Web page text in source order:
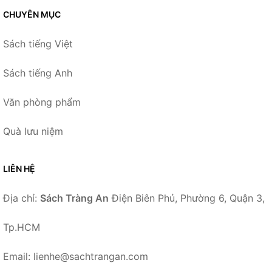
CHUYÊN MỤC
Sách tiếng Việt
Sách tiếng Anh
Văn phòng phẩm
Quà lưu niệm
LIÊN HỆ
Địa chỉ: Sách Tràng An Điện Biên Phủ, Phường 6, Quận 3,
Tp.HCM
Email: lienhe@sachtrangan.com